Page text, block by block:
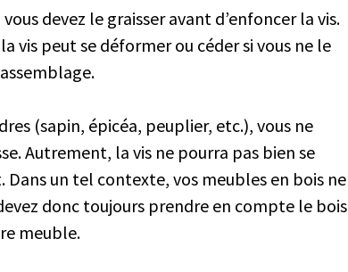
devez le graisser avant d’enfoncer la vis.
vis peut se déformer ou céder si vous ne le
(sapin, épicéa, peuplier, etc.), vous ne
Autrement, la vis ne pourra pas bien se
un tel contexte, vos meubles en bois ne
donc toujours prendre en compte le bois
meuble.